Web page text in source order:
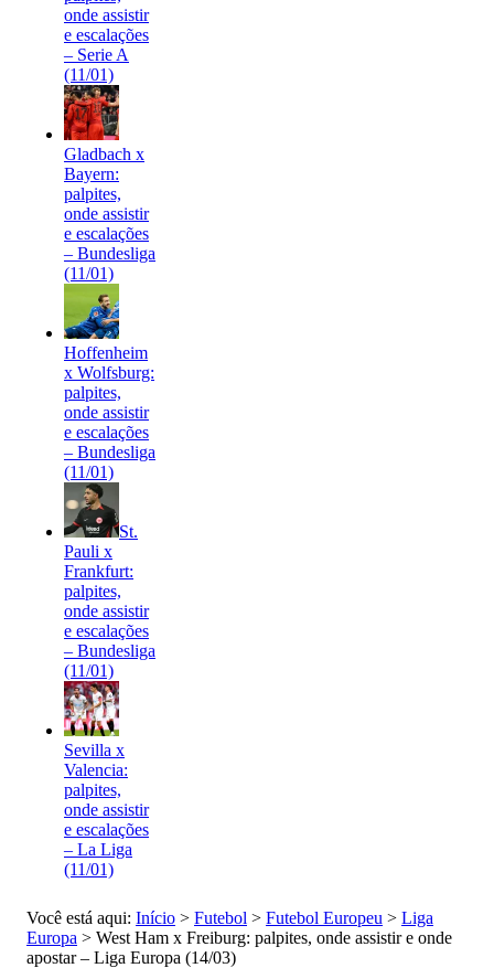
onde assistir
e escalações
– Serie A
(11/01)
Gladbach x
Bayern:
palpites,
onde assistir
e escalações
– Bundesliga
(11/01)
Hoffenheim
x Wolfsburg:
palpites,
onde assistir
e escalações
– Bundesliga
(11/01)
St.
Pauli x
Frankfurt:
palpites,
onde assistir
e escalações
– Bundesliga
(11/01)
Sevilla x
Valencia:
palpites,
onde assistir
e escalações
– La Liga
(11/01)
Você está aqui: Início > Futebol > Futebol Europeu > Liga
Europa > West Ham x Freiburg: palpites, onde assistir e onde
apostar – Liga Europa (14/03)